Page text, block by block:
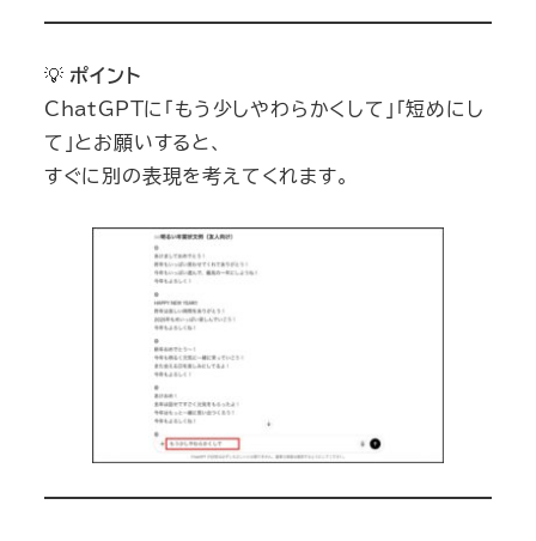
💡 ポイント
ChatGPTに「もう少しやわらかくして」「短めにし
て」とお願いすると、
すぐに別の表現を考えてくれます。